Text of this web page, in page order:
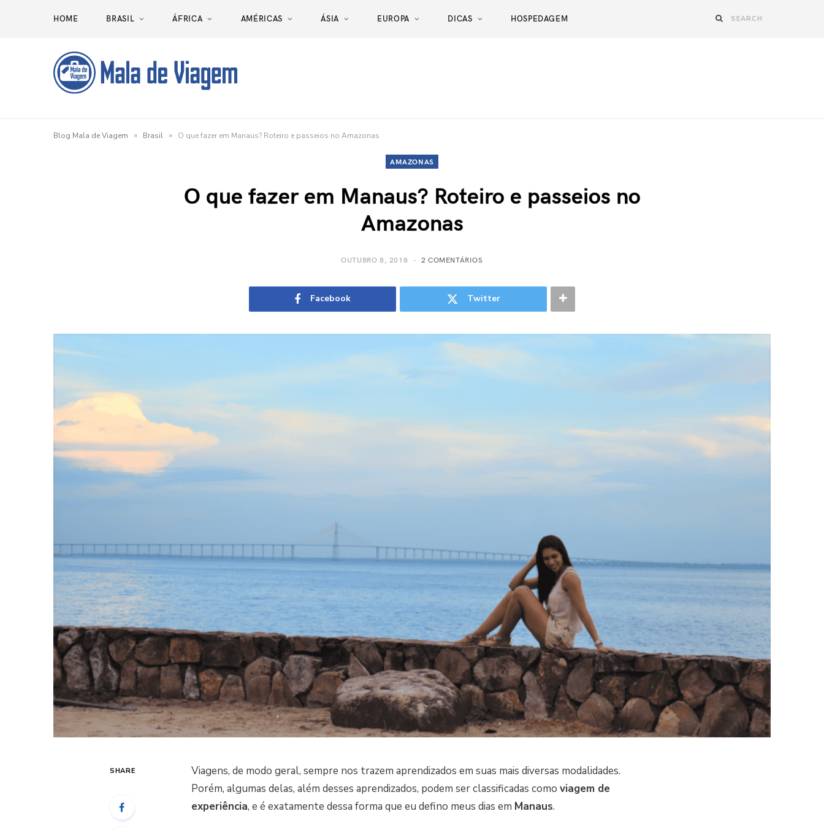
HOME BRASIL ÁFRICA AMÉRICAS ÁSIA EUROPA DICAS HOSPEDAGEM
Blog Mala de Viagem » Brasil » O que fazer em Manaus? Roteiro e passeios no Amazonas
AMAZONAS
O que fazer em Manaus? Roteiro e passeios no
Amazonas
OUTUBRO 8, 2018 2 COMENTÁRIOS
Facebook Twitter
SHARE
Viagens, de modo geral, sempre nos trazem aprendizados em suas mais diversas modalidades.
Porém, algumas delas, além desses aprendizados, podem ser classificadas como viagem de
experiência, e é exatamente dessa forma que eu defino meus dias em Manaus.